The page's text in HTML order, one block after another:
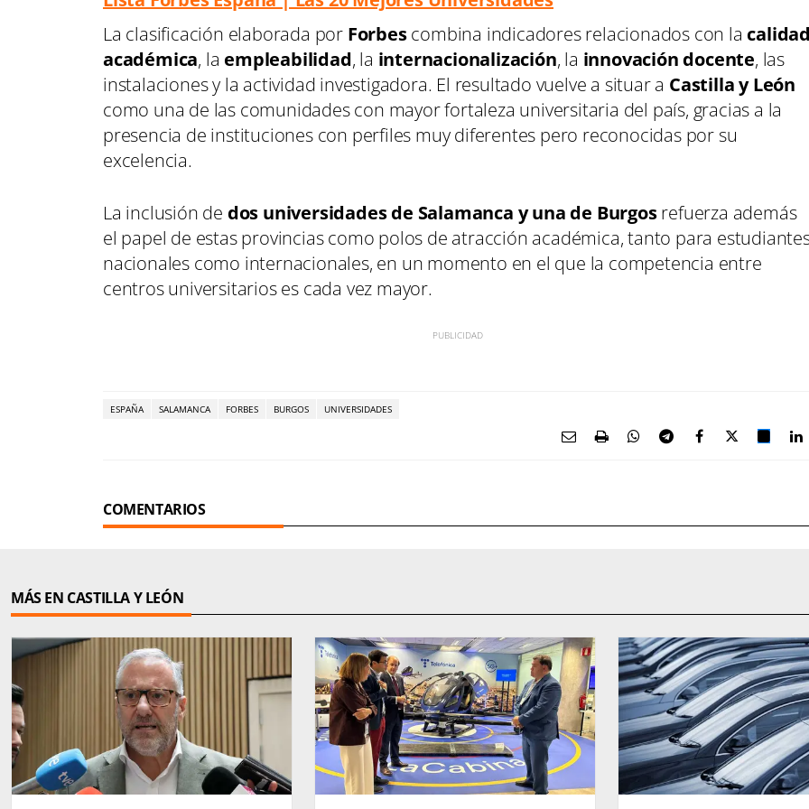
La clasificación elaborada por Forbescombina indicadores relacionados con la
académica, la empleabilidad, la internacionalización, la innovación docente, las
instalaciones y la actividad investigadora. El resultado vuelve a situar a Castilla y León
como una de las comunidades con mayor fortaleza universitaria del país, gracias a la
presencia de instituciones con perfiles muy diferentes pero reconocidas por su
excelencia.
La inclusión de dos universidades de Salamanca y una de Burgosrefuerza además
el papel de estas provincias como polos de atracción académica, tanto para
nacionales como internacionales, en un momento en el que la competencia entre
centros universitarios es cada vez mayor.
ESPAÑA SALAMANCA FORBES BURGOS UNIVERSIDADES
COMENTARIOS
MÁS EN CASTILLA Y LEÓN